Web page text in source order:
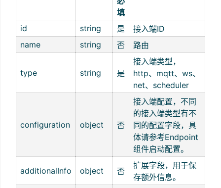
填
id string 是
接入端ID
name
string 否 路由
type string 是
接入端类型，
http、mqtt、ws、
net、scheduler
configuration object 否
接入端配置，不同
的接入端类型有不
同的配置字段，具
体请参考Endpoint
组件启动配置。
additionalInfo object 否
扩展字段，用于保
存额外信息。